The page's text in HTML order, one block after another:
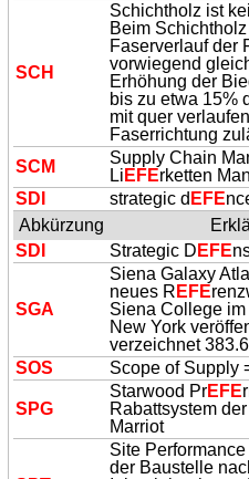
SCH
Schichtholz ist
Beim
Faserverlauf der
vorwiegend
Erhöhung der
bis zu etwa 15%
mit quer
Faserrichtung
SCM
Supply Chain
Li EFErketten
SDI
strategic d EFE
Abkürzung
SDI
Strategic D EFE
SGA
Siena Galaxy
neues R EFE
Siena College
New York
verzeichnet
SOS Scope of Supply
SPG
Starwood PrEFE
Rabattsystem
Marriot
Site Performance
der Baustelle